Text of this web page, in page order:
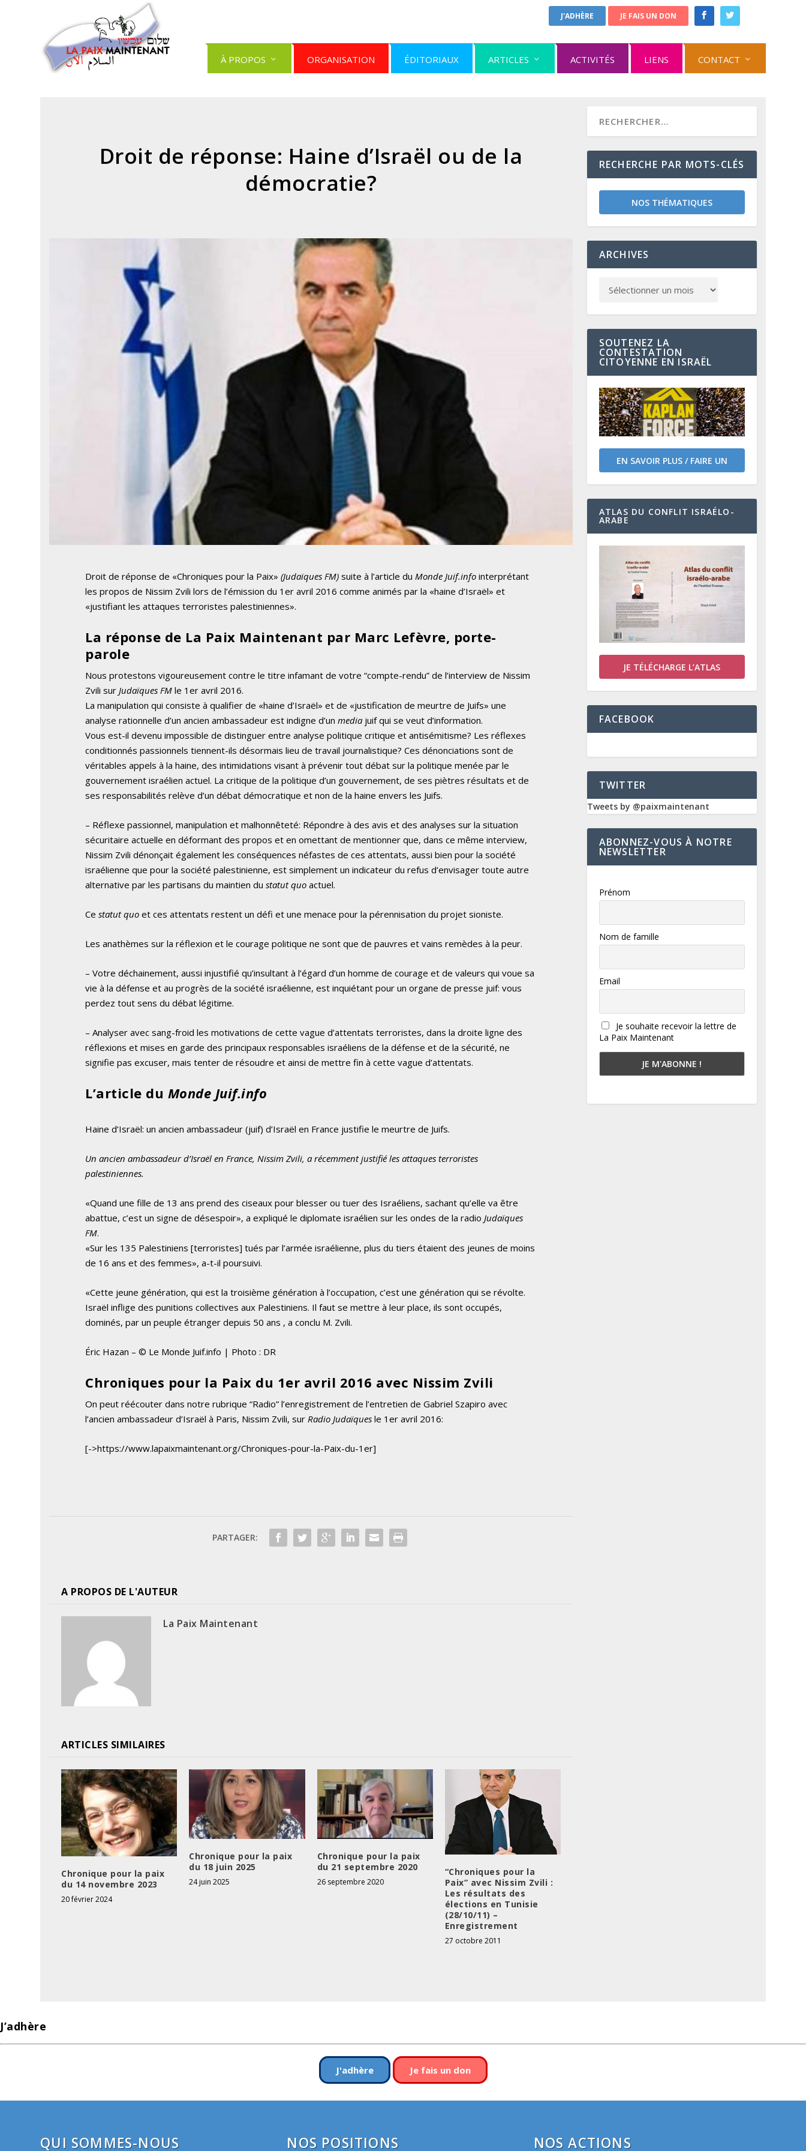
J'ADHÈRE JE FAIS UN DON
À PROPOS ORGANISATION ÉDITORIAUX ARTICLES ACTIVITÉS LIENS CONTACT
Droit de réponse: Haine d’Israël ou de la
démocratie?
Droit de réponse de «Chroniques pour la Paix»(Judaïques FM) suite à l’article duMonde Juif.info interprétant
les propos de Nissim Zvili lors de l’émission du 1er avril 2016 comme animés par la «haine d’Israël» et
«justifiant les attaques terroristes palestiniennes».
La réponse de La Paix Maintenant par Marc Lefèvre, porte-
parole
Nous protestons vigoureusement contre le titre infamant de votre “compte-rendu” de l’interview de Nissim
Zvili surJudaïques FM le 1er avril 2016.
La manipulation qui consiste à qualifier de «haine d’Israël» et de «justification de meurtre de Juifs» une
analyse rationnelle d’un ancien ambassadeur est indigne d’unmedia juif qui se veut d’information.
Vous est-il devenu impossible de distinguer entre analyse politique critique et antisémitisme? Les réflexes
conditionnés passionnels tiennent-ils désormais lieu de travail journalistique? Ces dénonciations sont de
véritables appels à la haine, des intimidations visant à prévenir tout débat sur la politique menée par le
gouvernement israélien actuel. La critique de la politique d’un gouvernement, de ses piètres résultats et de
ses responsabilités relève d’un débat démocratique et non de la haine envers les Juifs.
– Réflexe passionnel, manipulation et malhonnêteté: Répondre à des avis et des analyses sur la situation
sécuritaire actuelle en déformant des propos et en omettant de mentionner que, dans ce même interview,
Nissim Zvili dénonçait également les conséquences néfastes de ces attentats, aussi bien pour la société
israélienne que pour la société palestinienne, est simplement un indicateur du refus d’envisager toute autre
alternative par les partisans du maintien dustatut quo actuel.
Cestatut quo et ces attentats restent un défi et une menace pour la pérennisation du projet sioniste.
Les anathèmes sur la réflexion et le courage politique ne sont que de pauvres et vains remèdes à la peur.
– Votre déchainement, aussi injustifié qu’insultant à l’égard d’un homme de courage et de valeurs qui voue sa
vie à la défense et au progrès de la société israélienne, est inquiétant pour un organe de presse juif: vous
perdez tout sens du débat légitime.
– Analyser avec sang-froid les motivations de cette vague d’attentats terroristes, dans la droite ligne des
réflexions et mises en garde des principaux responsables israéliens de la défense et de la sécurité, ne
signifie pas excuser, mais tenter de résoudre et ainsi de mettre fin à cette vague d’attentats.
L’article du Monde Juif.info
Haine d’Israël: un ancien ambassadeur (juif) d’Israël en France justifie le meurtre de Juifs.
Un ancien ambassadeur d’Israël en France, Nissim Zvili, a récemment justifié les attaques terroristes
palestiniennes.
«Quand une fille de 13 ans prend des ciseaux pour blesser ou tuer des Israéliens, sachant qu’elle va être
abattue, c’est un signe de désespoir», a expliqué le diplomate israélien sur les ondes de la radioJudaïques
FM.
«Sur les 135 Palestiniens [terroristes] tués par l’armée israélienne, plus du tiers étaient des jeunes de moins
de 16 ans et des femmes», a-t-il poursuivi.
«Cette jeune génération, qui est la troisième génération à l’occupation, c’est une génération qui se révolte.
Israël inflige des punitions collectives aux Palestiniens. Il faut se mettre à leur place, ils sont occupés,
dominés, par un peuple étranger depuis 50 ans , a conclu M. Zvili.
Éric Hazan – © Le Monde Juif.info | Photo : DR
Chroniques pour la Paix du 1er avril 2016 avec Nissim Zvili
On peut réécouter dans notre rubrique “Radio” l’enregistrement de l’entretien de Gabriel Szapiro avec
l’ancien ambassadeur d’Israël à Paris, Nissim Zvili, surRadio Judaïques le 1er avril 2016:
[->https://www.lapaixmaintenant.org/Chroniques-pour-la-Paix-du-1er]
PARTAGER:
A PROPOS DE L'AUTEUR
La Paix Maintenant
ARTICLES SIMILAIRES
Chronique pour la paix
du 14 novembre 2023
20 février 2024
Chronique pour la paix
du 18 juin 2025
24 juin 2025
Chronique pour la paix
du 21 septembre 2020
26 septembre 2020
“Chroniques pour la
Paix” avec Nissim Zvili :
Les résultats des
élections en Tunisie
(28/10/11) –
Enregistrement
27 octobre 2011
RECHERCHE PAR MOTS-CLÉS
NOS THÉMATIQUES
ARCHIVES
SOUTENEZ LA
CONTESTATION
CITOYENNE EN ISRAËL
EN SAVOIR PLUS / FAIRE UN
DON
ATLAS DU CONFLIT ISRAÉLO-
ARABE
JE TÉLÉCHARGE L’ATLAS
FACEBOOK
TWITTER
Tweets by @paixmaintenant
ABONNEZ-VOUS À NOTRE
NEWSLETTER
Prénom
Nom de famille
Email
Je souhaite recevoir la lettre de
La Paix Maintenant
J’adhère
J'adhère Je fais un don
QUI SOMMES-NOUS NOS POSITIONS NOS ACTIONS